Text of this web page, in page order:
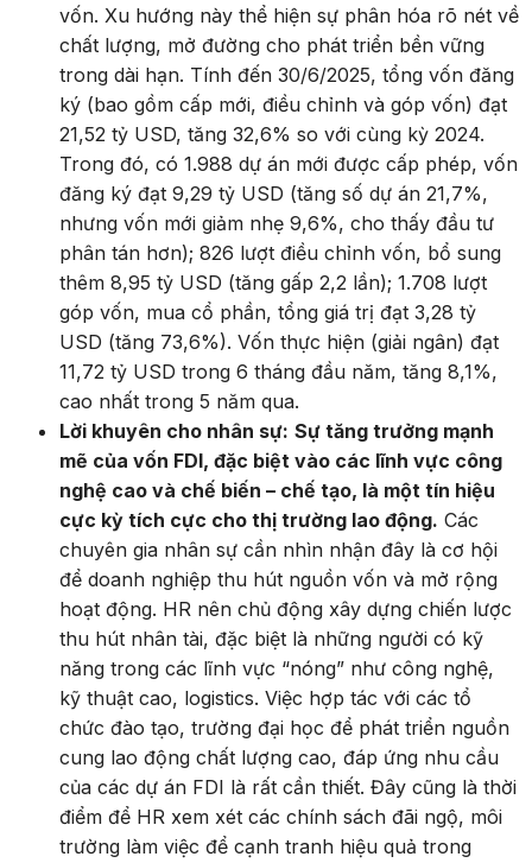
vốn. Xu hướng này thể hiện sự phân hóa rõ nét về
chất lượng, mở đường cho phát triển bền vững
trong dài hạn. Tính đến 30/6/2025, tổng vốn đăng
ký (bao gồm cấp mới, điều chỉnh và góp vốn) đạt
21,52 tỷ USD, tăng 32,6% so với cùng kỳ 2024.
Trong đó, có 1.988 dự án mới được cấp phép, vốn
đăng ký đạt 9,29 tỷ USD (tăng số dự án 21,7%,
nhưng vốn mới giảm nhẹ 9,6%, cho thấy đầu tư
phân tán hơn); 826 lượt điều chỉnh vốn, bổ sung
thêm 8,95 tỷ USD (tăng gấp 2,2 lần); 1.708 lượt
góp vốn, mua cổ phần, tổng giá trị đạt 3,28 tỷ
USD (tăng 73,6%). Vốn thực hiện (giải ngân) đạt
11,72 tỷ USD trong 6 tháng đầu năm, tăng 8,1%,
cao nhất trong 5 năm qua.
Lời khuyên cho nhân sự: Sự tăng trưởng mạnh
mẽ của vốn FDI, đặc biệt vào các lĩnh vực công
nghệ cao và chế biến – chế tạo, là một tín hiệu
cực kỳ tích cực cho thị trường lao động. Các
chuyên gia nhân sự cần nhìn nhận đây là cơ hội
để doanh nghiệp thu hút nguồn vốn và mở rộng
hoạt động. HR nên chủ động xây dựng chiến lược
thu hút nhân tài, đặc biệt là những người có kỹ
năng trong các lĩnh vực “nóng” như công nghệ,
kỹ thuật cao, logistics. Việc hợp tác với các tổ
chức đào tạo, trường đại học để phát triển nguồn
cung lao động chất lượng cao, đáp ứng nhu cầu
của các dự án FDI là rất cần thiết. Đây cũng là thời
điểm để HR xem xét các chính sách đãi ngộ, môi
trường làm việc để cạnh tranh hiệu quả trong